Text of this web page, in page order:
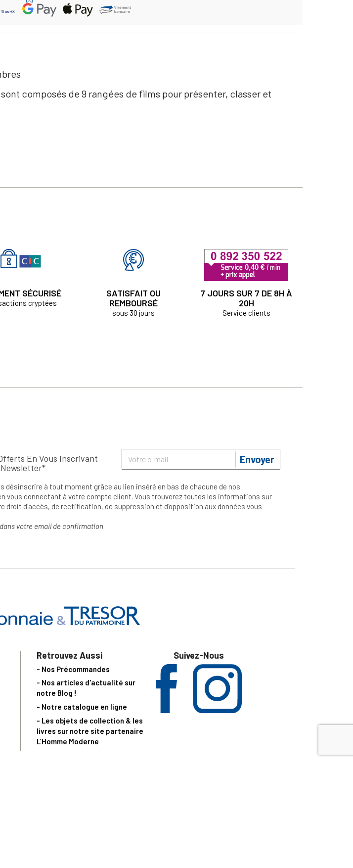
composés de 9 rangées de films pour présenter, classer et
SÉCURISÉ
cryptées
SATISFAIT OU
REMBOURSÉ
sous 30 jours
7 JOURS SUR 7 DE 8H À
20H
Service clients
En Vous Inscrivant
Envoyer
désinscrire à tout moment grâce au lien inséré en bas de chacune de nos
vous connectant à votre compte client. Vous trouverez toutes les informations sur
droit d'accès, de rectification, de suppression et d'opposition aux données vous
votre email de confirmation
Retrouvez Aussi
- Nos Précommandes
- Nos articles d'actualité sur
notre Blog !
- Notre catalogue en ligne
- Les objets de collection & les
livres sur notre site partenaire
L’Homme Moderne
Suivez-Nous